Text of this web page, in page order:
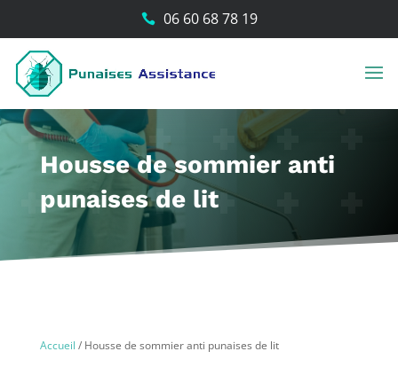
 06 60 68 78 19
Housse de sommier anti
punaises de lit
Accueil / Housse de sommier anti punaises de lit